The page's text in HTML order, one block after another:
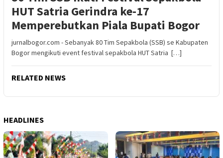
HUT Satria Gerindra ke-17
Memperebutkan Piala Bupati Bogor
jurnalbogor.com - Sebanyak 80 Tim Sepakbola (SSB) se Kabupaten
Bogor mengikuti event festival sepakbola HUT Satria […]
RELATED NEWS
HEADLINES